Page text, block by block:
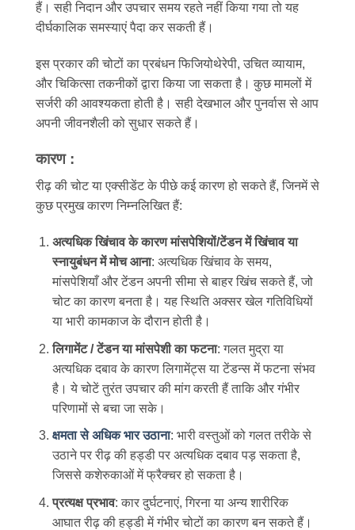
हैं। सही निदान और उपचार समय रहते नहीं किया गया तो यह
दीर्घकालिक समस्याएं पैदा कर सकती हैं।
इस प्रकार की चोटों का प्रबंधन फिजियोथेरेपी, उचित व्यायाम,
और चिकित्सा तकनीकों द्वारा किया जा सकता है। कुछ मामलों में
सर्जरी की आवश्यकता होती है। सही देखभाल और पुनर्वास से आप
अपनी जीवनशैली को सुधार सकते हैं।
कारण :
रीढ़ की चोट या एक्सीडेंट के पीछे कई कारण हो सकते हैं, जिनमें से
कुछ प्रमुख कारण निम्नलिखित हैं:
अत्यधिक खिंचाव के कारण मांसपेशियों/टेंडन में खिंचाव या
स्नायुबंधन में मोच आना: अत्यधिक खिंचाव के समय,
मांसपेशियाँ और टेंडन अपनी सीमा से बाहर खिंच सकते हैं, जो
चोट का कारण बनता है। यह स्थिति अक्सर खेल गतिविधियों
या भारी कामकाज के दौरान होती है।
लिगामेंट / टेंडन या मांसपेशी का फटना: गलत मुद्रा या
अत्यधिक दबाव के कारण लिगामेंट्स या टेंडन्स में फटना संभव
है। ये चोटें तुरंत उपचार की मांग करती हैं ताकि और गंभीर
परिणामों से बचा जा सके।
क्षमता से अधिक भार उठाना: भारी वस्तुओं को गलत तरीके से
उठाने पर रीढ़ की हड्डी पर अत्यधिक दबाव पड़ सकता है,
जिससे कशेरुकाओं में फ्रैक्चर हो सकता है।
प्रत्यक्ष प्रभाव: कार दुर्घटनाएं, गिरना या अन्य शारीरिक
आघात रीढ़ की हड्डी में गंभीर चोटों का कारण बन सकते हैं।